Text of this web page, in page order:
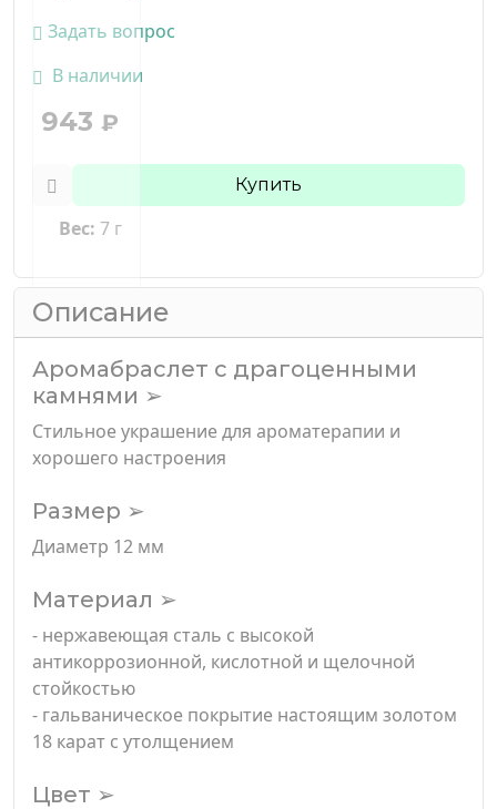
Задать вопрос
В наличии
943 ₽
Купить
Вес: 7 г
Описание
Аромабраслет с драгоценными
камнями ➢
Стильное украшение для ароматерапии и
хорошего настроения
Размер ➢
Диаметр 12 мм
Материал ➢
- нержавеющая сталь с высокой
антикоррозионной, кислотной и щелочной
стойкостью
- гальваническое покрытие настоящим золотом
18 карат с утолщением
Цвет ➢